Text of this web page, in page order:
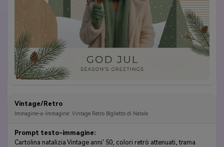
Vintage/Retro
Immagine-a-Immagine: Vintage Retro Biglietto di Natale
Prompt testo-immagine:
Cartolina natalizia Vintage anni' 50, colori retrò attenuati, trama